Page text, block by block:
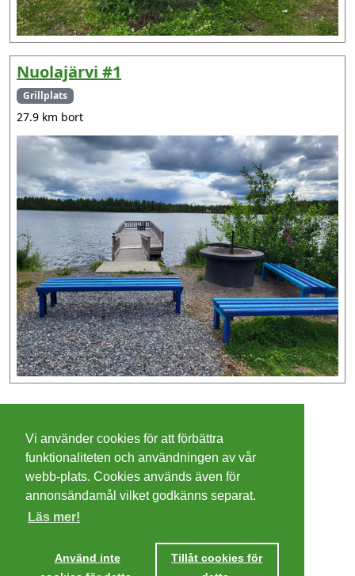
Nuolajärvi #1
Grillplats
27.9 km bort
Ta mig dit
Cookies
Integritetspolicy
Villkor
Vi använder cookies för att förbättra
funktionaliteten och användningen av vår
webb-plats. Cookies används även för
annonsändamål vilket godkänns separat.
Läs mer!
Använd inte
Tillåt cookies för